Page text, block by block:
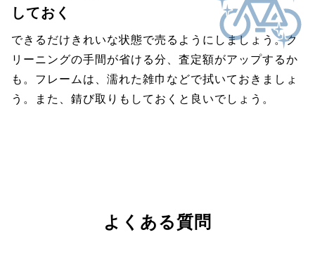
しておく
できるだけきれいな状態で売るようにしましょう。ク
リーニングの手間が省ける分、査定額がアップするか
も。フレームは、濡れた雑巾などで拭いておきましょ
う。また、錆び取りもしておくと良いでしょう。
よくある質問